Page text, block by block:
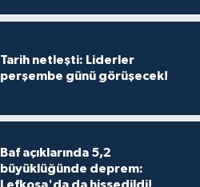
Tarih netleşti: Liderler
perşembe günü görüşecek!
Baf açıklarında 5,2
büyüklüğünde deprem:
Lefkoşa'da da hissedildi!